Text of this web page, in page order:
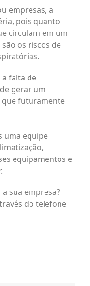
empresas, a
pois quanto
circulam em um
os riscos de
a falta de
gerar um
que futuramente
uma equipe
equipamentos e
sua empresa?
do telefone